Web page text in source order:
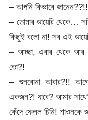
– আপনি কিভাবে জানেন??!!
– তোমার ডায়েরি থেকে…
কিছুই বলো না! সব এই
– আচ্ছা, এবার থেকে আর
তো?!
– শুনবোনা আবার?!! আগে
একজন?! যাবে? আমার
কেঁদে ফেলল চিনি! শাওনকে